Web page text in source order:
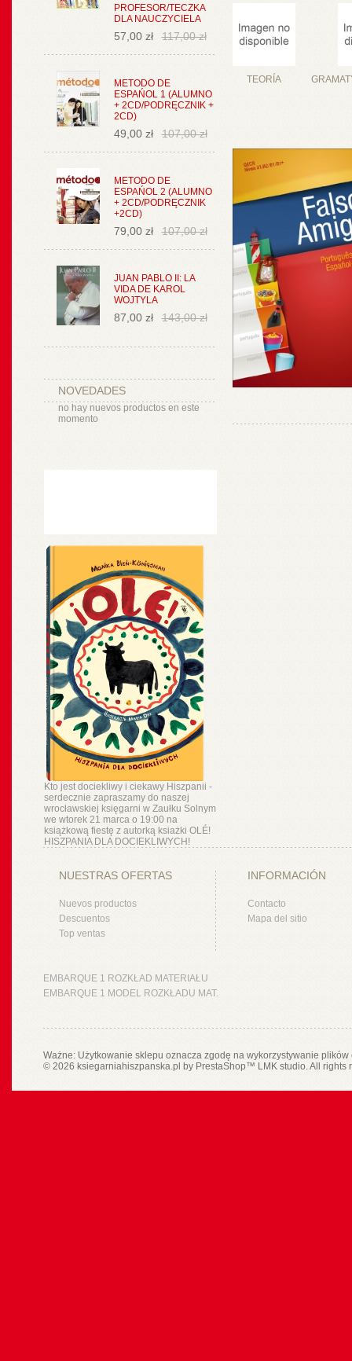
PROFESOR/TECZKA
DLA NAUCZYCIELA
57,00 zł 117,00 zł
METODO DE
ESPAŃOL 1 (ALUMNO
+ 2CD/PODRĘCZNIK +
2CD)
49,00 zł 107,00 zł
METODO DE
ESPAŃOL 2 (ALUMNO
+ 2CD/PODRĘCZNIK
+2CD)
79,00 zł 107,00 zł
JUAN PABLO II: LA
VIDA DE KAROL
WOJTYLA
87,00 zł 143,00 zł
NOVEDADES
no hay nuevos productos en este
momento
Kto jest dociekliwy i ciekawy Hiszpanii -
serdecznie zapraszamy do naszej
wrocławskiej księgarni w Zaułku Solnym
we wtorek 21 marca o 19:00 na
książkową fiestę z autorką ksiażki OLÉ!
HISZPANIA DLA DOCIEKLIWYCH!
TEORÍA
NUESTRAS OFERTAS
Nuevos productos
Descuentos
Top ventas
INFORMACIÓN
Contacto
Mapa del sitio
EMBARQUE 1 ROZKŁAD MATERIAŁU
EMBARQUE 1 MODEL ROZKŁADU MAT.
Ważne: Użytkowanie sklepu oznacza zgodę na wykorzystywanie
© 2026 ksiegarniahiszpanska.pl by PrestaShop™ LMK studio. All rights